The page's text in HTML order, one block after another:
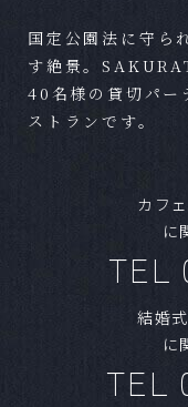
Ｑ 準備期間はど
Ａ 結婚式までに
す。
気候の良い
す。1年以上
相談ください
ブライダル
国定公園法に守ら
す絶景。
40名様の貸切パー
ストランです。
カフ
に
TEL
結婚
に
TEL